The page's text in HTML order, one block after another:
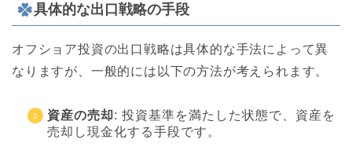
具体的な出口戦略の手段
オフショア投資の出口戦略は具体的な手法によって異
なりますが、一般的には以下の方法が考えられます。
資産の売却: 投資基準を満たした状態で、資産を
売却し現金化する手段です。